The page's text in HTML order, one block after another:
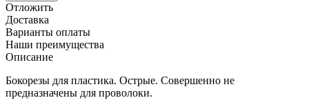
Отложить
Доставка
Варианты оплаты
Наши преимущества
Описание
Бокорезы для пластика. Острые. Совершенно не
предназначены для проволоки.